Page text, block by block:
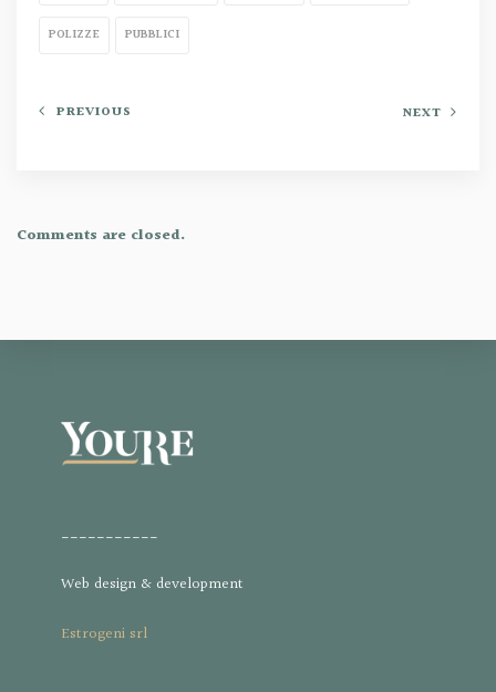
POLIZZE PUBBLICI
PREVIOUS NEXT
Comments are closed.
___________
Web design & development
Estrogeni srl